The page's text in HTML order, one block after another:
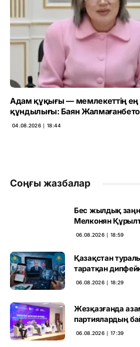
Адам құқығы — мемлекеттің
құндылығы: Баян
04.08.2026 ∣ 18:44
Соңғы жазбалар
Бес жылдық
Мелконян
маңызын
06.08.2026 ∣ 18:59
Қазақстан
таратқан
06.08.2026 ∣ 18:29
Жезқазғанда
партиялардың
талқыланды
06.08.2026 ∣ 17:39